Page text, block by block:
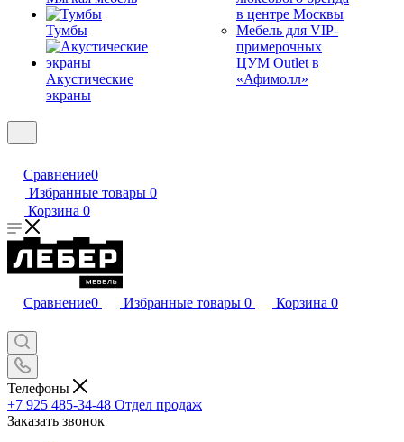
Тумбы
Акустические
экраны
в центре Москвы
Мебель для VIP-
примерочных
ЦУМ Outlet в
«Афимолл»
Сравнение0
Избранные товары 0
Корзина 0
Сравнение0 Избранные товары 0 Корзина 0
Телефоны
+7 925 485-34-48 Отдел продаж
Заказать звонок